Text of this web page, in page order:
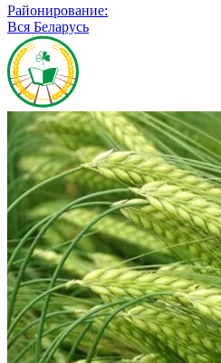
Районирование:
Вся Беларусь